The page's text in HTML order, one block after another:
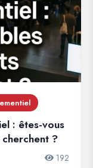
: êtes-vous
?
192